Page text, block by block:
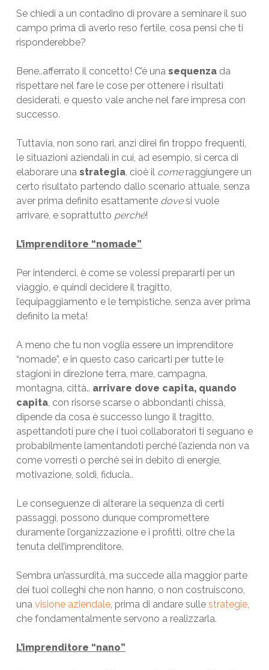
Se chiedi a un contadino di provare a seminare il suo
campo prima di averlo reso fertile, cosa pensi che ti
risponderebbe?
Bene..afferrato il concetto! C’è una sequenzada
rispettare nel fare le cose per ottenere i risultati
desiderati, e questo vale anche nel fare impresa con
successo.
Tuttavia, non sono rari, anzi direi fin troppo frequenti,
le situazioni aziendali in cui, ad esempio, si cerca di
elaborare una strategia, cioè il comeraggiungere un
certo risultato partendo dallo scenario attuale, senza
aver prima definito esattamente dovesi vuole
arrivare, e soprattutto perché!
L’imprenditore “nomade”
Per intenderci, è come se volessi prepararti per un
viaggio, e quindi decidere il tragitto,
l’equipaggiamento e le tempistiche, senza aver prima
definito la meta!
A meno che tu non voglia essere un imprenditore
“nomade”, e in questo caso caricarti per tutte le
stagioni in direzione terra, mare, campagna,
montagna, città.. arrivare dove capita, quando
capita, con risorse scarse o abbondanti chissà,
dipende da cosa è successo lungo il tragitto,
aspettandoti pure che i tuoi collaboratori ti seguano e
probabilmente lamentandoti perché l’azienda non va
come vorresti o perché sei in debito di energie,
motivazione, soldi, fiducia..
Le conseguenze di alterare la sequenza di certi
passaggi, possono dunque compromettere
duramente l’organizzazione e i profitti, oltre che la
tenuta dell’imprenditore.
Sembra un’assurdità, ma succede alla maggior parte
dei tuoi colleghi che non hanno, o non costruiscono,
una visione aziendale, prima di andare sulle strategie,
che fondamentalmente servono a realizzarla.
L’imprenditore “nano”